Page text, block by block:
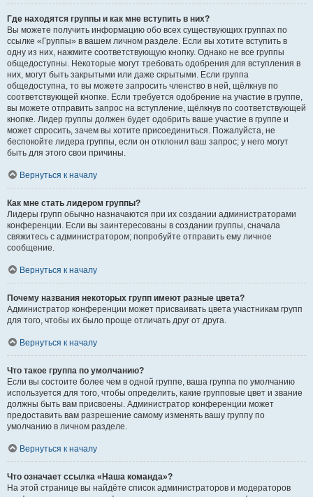
Где находятся группы и как мне вступить в них?
Вы можете получить информацию обо всех существующих группах по
ссылке «Группы» в вашем личном разделе. Если вы хотите вступить в
одну из них, нажмите соответствующую кнопку. Однако не все группы
общедоступны. Некоторые могут требовать одобрения для вступления в
них, могут быть закрытыми или даже скрытыми. Если группа
общедоступна, то вы можете запросить членство в ней, щёлкнув по
соответствующей кнопке. Если требуется одобрение на участие в группе,
вы можете отправить запрос на вступление, щёлкнув по соответствующей
кнопке. Лидер группы должен будет одобрить ваше участие в группе и
может спросить, зачем вы хотите присоединиться. Пожалуйста, не
беспокойте лидера группы, если он отклонил ваш запрос; у него могут
быть для этого свои причины.
Вернуться к началу
Как мне стать лидером группы?
Лидеры групп обычно назначаются при их создании администраторами
конференции. Если вы заинтересованы в создании группы, сначала
свяжитесь с администратором; попробуйте отправить ему личное
сообщение.
Вернуться к началу
Почему названия некоторых групп имеют разные цвета?
Администратор конференции может присваивать цвета участникам групп
для того, чтобы их было проще отличать друг от друга.
Вернуться к началу
Что такое группа по умолчанию?
Если вы состоите более чем в одной группе, ваша группа по умолчанию
используется для того, чтобы определить, какие групповые цвет и звание
должны быть вам присвоены. Администратор конференции может
предоставить вам разрешение самому изменять вашу группу по
умолчанию в личном разделе.
Вернуться к началу
Что означает ссылка «Наша команда»?
На этой странице вы найдёте список администраторов и модераторов